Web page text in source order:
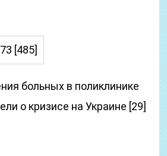
[485]
больных в поликлинике
о кризисе на Украине [29]